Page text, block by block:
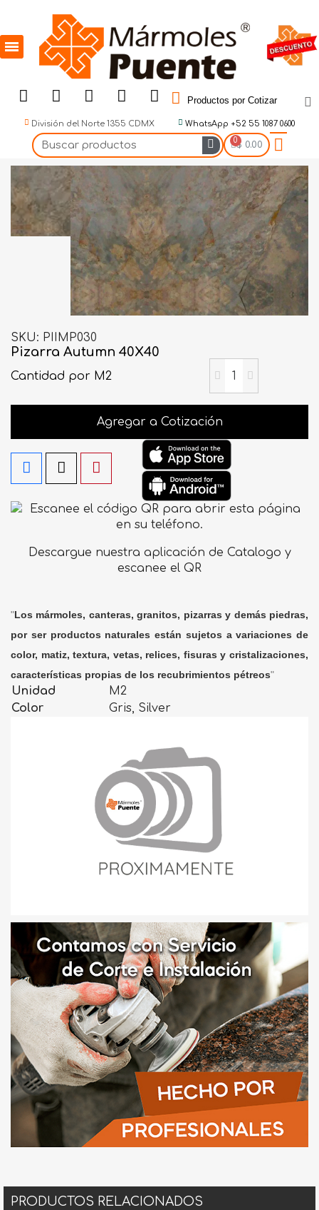
Productos por Cotizar
División del Norte 1355 CDMX WhatsApp +52 55 1087 0600
$ 0.00
SKU PIIMP030
Pizarra Autumn 40X40
Cantidad por M2
Agregar a Cotización
Descargue nuestra aplicación de Catalogo y
escanee el QR
"Los mármoles, canteras, granitos, pizarras y demás piedras,
por ser productos naturales están sujetos a variaciones de
color, matiz, textura, vetas, relices, fisuras y cristalizaciones,
características propias de los recubrimientos pétreos"
Unidad
M2
Color
Gris, Silver
PRODUCTOS RELACIONADOS